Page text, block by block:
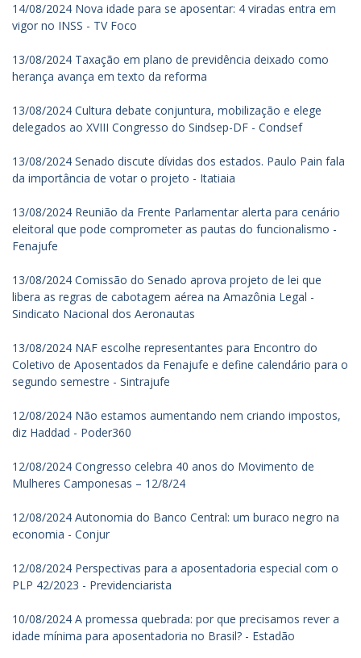
14/08/2024 Nova idade para se aposentar: 4 viradas entra em
vigor no INSS - TV Foco
13/08/2024 Taxação em plano de previdência deixado como
herança avança em texto da reforma
13/08/2024 Cultura debate conjuntura, mobilização e elege
delegados ao XVIII Congresso do Sindsep-DF - Condsef
13/08/2024 Senado discute dívidas dos estados. Paulo Pain fala
da importância de votar o projeto - Itatiaia
13/08/2024 Reunião da Frente Parlamentar alerta para cenário
eleitoral que pode comprometer as pautas do funcionalismo -
Fenajufe
13/08/2024 Comissão do Senado aprova projeto de lei que
libera as regras de cabotagem aérea na Amazônia Legal -
Sindicato Nacional dos Aeronautas
13/08/2024 NAF escolhe representantes para Encontro do
Coletivo de Aposentados da Fenajufe e define calendário para o
segundo semestre - Sintrajufe
12/08/2024 Não estamos aumentando nem criando impostos,
diz Haddad - Poder360
12/08/2024 Congresso celebra 40 anos do Movimento de
Mulheres Camponesas – 12/8/24
12/08/2024 Autonomia do Banco Central: um buraco negro na
economia - Conjur
12/08/2024 Perspectivas para a aposentadoria especial com o
PLP 42/2023 - Previdenciarista
10/08/2024 A promessa quebrada: por que precisamos rever a
idade mínima para aposentadoria no Brasil? - Estadão